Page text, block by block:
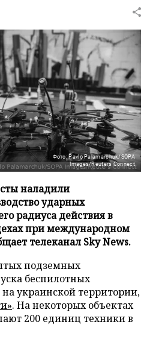
Фото: Pavlo Palamarchuk/SOPA
Images/Reuters Connect
наладили
ударных
радиуса действия в
при международном
телеканал Sky News.
подземных
беспилотных
на украинской территории,
. На некоторых объектах
200 единиц техники в